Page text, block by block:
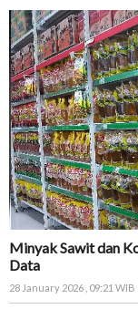
Minyak Sawit dan
Data
28 January 2026 , 09:21 WIB